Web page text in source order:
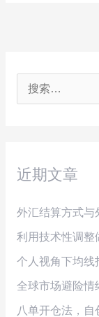
近期文章
外汇结算方式与
利用技术性调整
个人视角下均线
全球市场避险情
八单开仓法，